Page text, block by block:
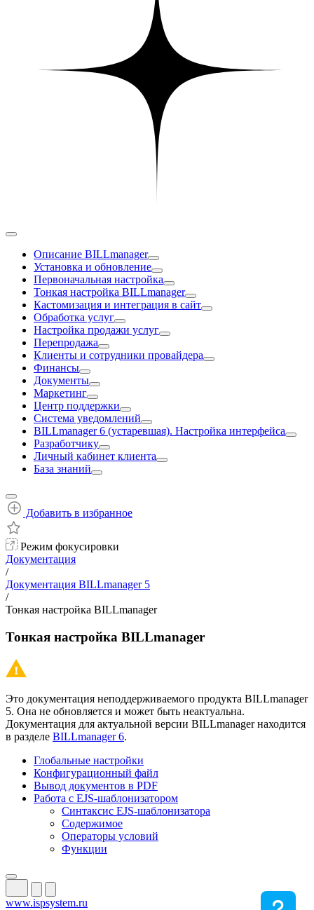
Описание BILLmanager
Установка и обновление
Первоначальная настройка
Тонкая настройка BILLmanager
Кастомизация и интеграция в сайт
Обработка услуг
Настройка продажи услуг
Перепродажа
Клиенты и сотрудники провайдера
Финансы
Документы
Маркетинг
Центр поддержки
Система уведомлений
BILLmanager 6 (устаревшая). Настройка интерфейса
Разработчику
Личный кабинет клиента
База знаний
Добавить в избранное
Режим фокусировки
Документация
/
Документация BILLmanager 5
/
Тонкая настройка BILLmanager
Тонкая настройка BILLmanager
Это документация неподдерживаемого продукта BILLmanager
5. Она не обновляется и может быть неактуальна.
Документация для актуальной версии BILLmanager находится
в разделе BILLmanager 6.
Глобальные настройки
Конфигурационный файл
Вывод документов в PDF
Работа с EJS-шаблонизатором
Синтаксис EJS-шаблонизатора
Содержимое
Операторы условий
Функции
www.ispsystem.ru